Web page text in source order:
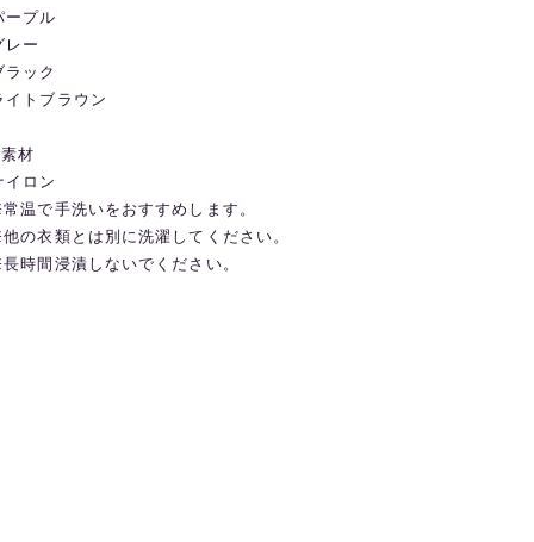
ープル
レー
ラック
イトブラウン
材
イロン
温で手洗いをおすすめします。
の衣類とは別に洗濯してください。
時間浸漬しないでください。